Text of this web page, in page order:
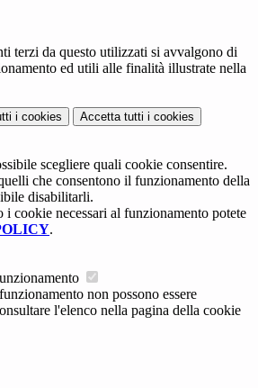
terzi da questo utilizzati si avvalgono di
ed utili alle finalità illustrate nella
i cookies Accetta tutti i cookies
scegliere quali cookie consentire.
che consentono il funzionamento della
disabilitarli.
i cookie necessari al funzionamento potete
.
non possono essere
l'elenco nella pagina della cookie